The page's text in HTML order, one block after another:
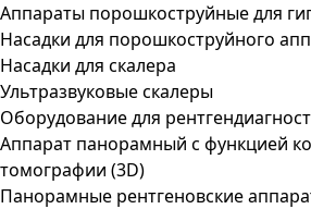
Аппараты порошкоструйные для
Насадки для порошкоструйного
Насадки для скалера
Ультразвуковые скалеры
Оборудование для
Аппарат панорамный с функцией
томографии (3D)
Панорамные рентгеновские